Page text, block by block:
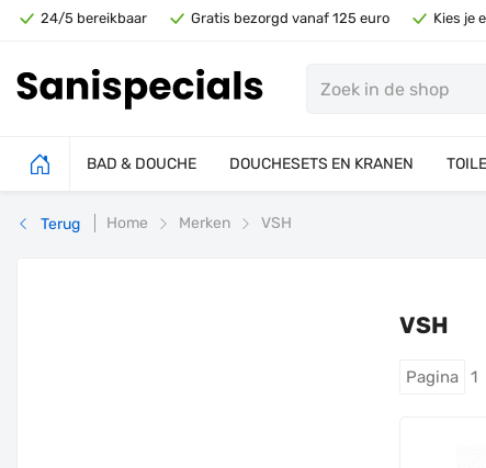
24/5 bereikbaar Gratis bezorgd vanaf 125 euro Kies je
BAD & DOUCHE DOUCHESETS EN KRANEN
Terug Home Merken VSH
VSH
Pagina 1